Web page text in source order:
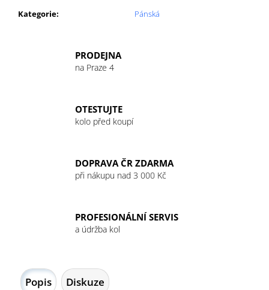
Kategorie: Pánská
PRODEJNA
na Praze 4
OTESTUJTE
kolo před koupí
DOPRAVA ČR ZDARMA
při nákupu nad 3 000 Kč
PROFESIONÁLNÍ SERVIS
a údržba kol
Popis Diskuze